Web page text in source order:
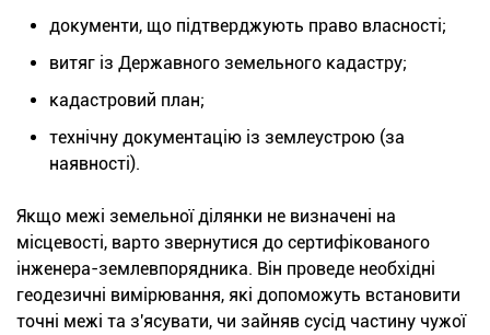
документи, що підтверджують право власності;
витяг із Державного земельного кадастру;
кадастровий план;
технічну документацію із землеустрою (за
наявності).
Якщо межі земельної ділянки не визначені на
місцевості, варто звернутися до сертифікованого
інженера-землевпорядника. Він проведе необхідні
геодезичні вимірювання, які допоможуть встановити
точні межі та з'ясувати, чи зайняв сусід частину чужої